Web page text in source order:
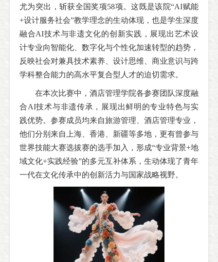
尤为突出，斩获全国奖项58项。这既是该院“AI赋能
+设计服务社会”教学理念的生动体现，也是学生深度
融合AI技术与非遗文化的创新实践，展现出艺术设
计专业向智能化、数字化与个性化加速转型的趋势，
反映社会对兼具技术素养、设计思维、商业意识与跨
学科整合能力的高水平复合型人才的迫切需求。
在本次比赛中，酒店管理学院各参赛团队深度融
合AI技术与非遗传承，展现出鲜明的专业特色与实
践优势。参赛成员均来自旅游管理、酒店管理专业，
他们分别来自上海、香港、新疆等多地，更有曾参与
世界技能大赛选拔赛的选手加入，形成“专业背景+地
域文化+实践经验”的多元互补体系，生动体现了青年
一代在文化传承中的创新活力与国家战略视野。